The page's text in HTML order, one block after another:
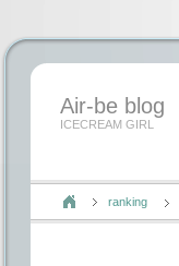
Air-be blog
ICECREAM GIRL
ranking